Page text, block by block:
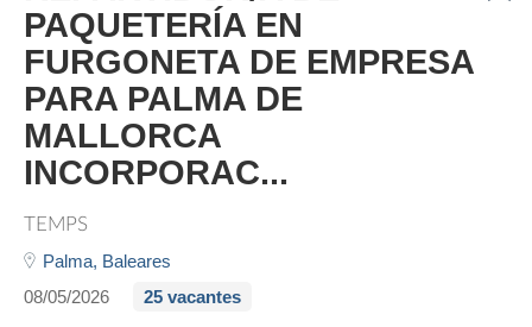
PAQUETERÍA EN
FURGONETA DE EMPRESA
PARA PALMA DE
MALLORCA
INCORPORAC...
TEMPS
Palma, Baleares
08/05/2026
25 vacantes